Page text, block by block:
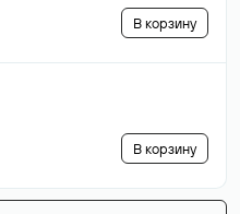
В корзину
В корзину